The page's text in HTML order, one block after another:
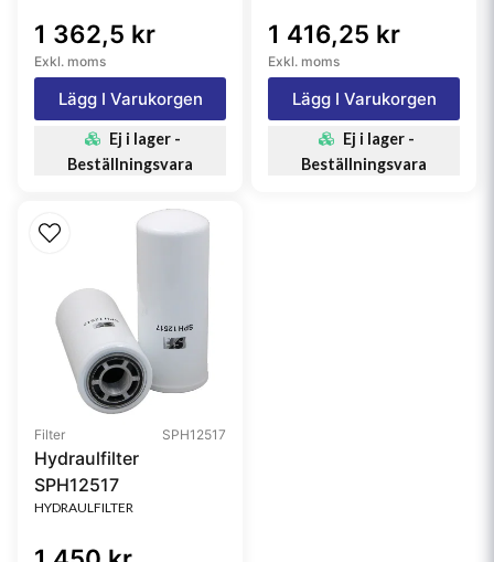
1 362,5 kr
Exkl. moms
Lägg I Varukorgen
Ej i lager -
Beställningsvara
1 416,25 kr
Exkl. moms
Lägg I Varukorgen
Ej i lager -
Beställningsvara
Filter SPH12517
Hydraulfilter
SPH12517
HYDRAULFILTER